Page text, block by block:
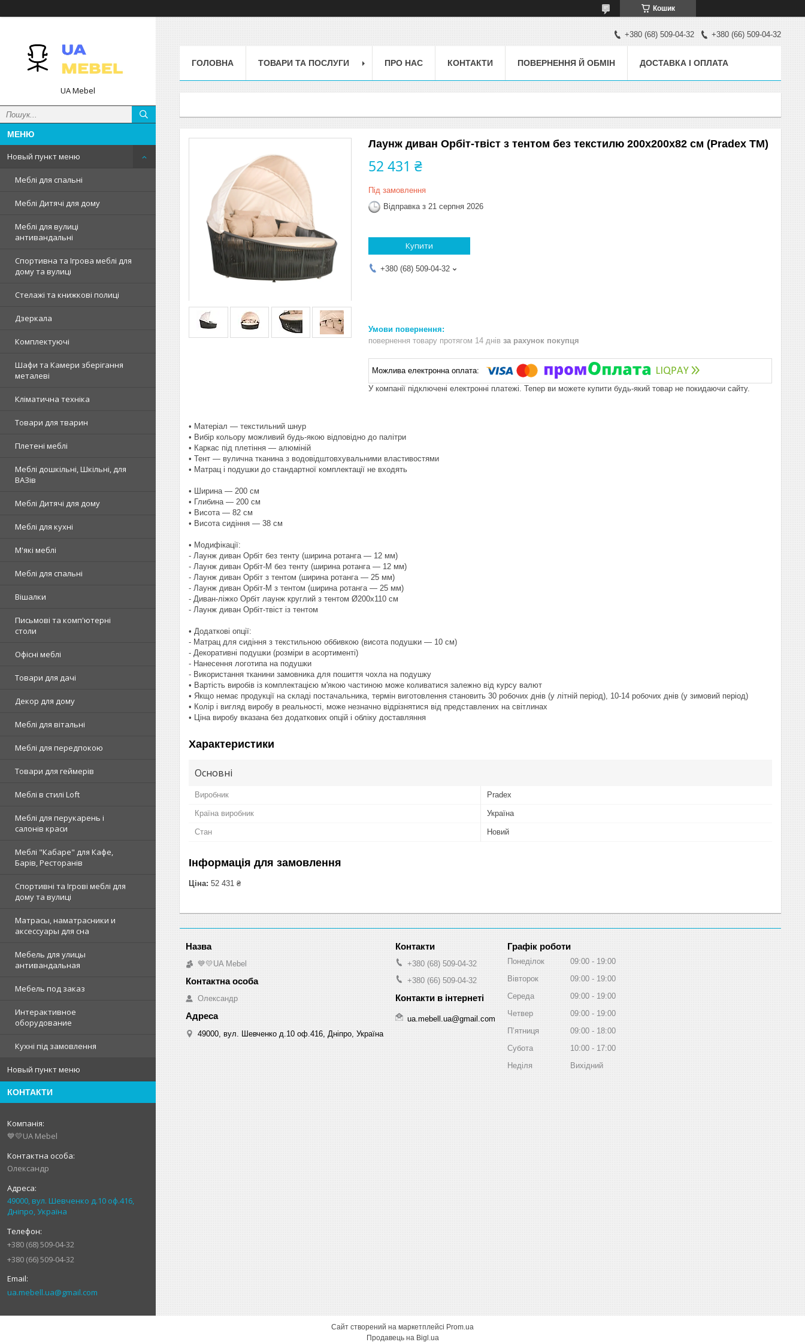
Кошик
UA Mebel
Новый пункт меню
Меблі для спальні
Меблі Дитячі для дому
Меблі для вулиці
антивандальні
Спортивна та Ігрова меблі для
дому та вулиці
Стелажі та книжкові полиці
Дзеркала
Комплектуючі
Шафи та Камери зберігання
металеві
Кліматична техніка
Товари для тварин
Плетені меблі
Меблі дошкільні, Шкільні, для
ВАЗів
Меблі Дитячі для дому
Меблі для кухні
М'які меблі
Меблі для спальні
Вішалки
Письмові та комп'ютерні
столи
Офісні меблі
Товари для дачі
Декор для дому
Меблі для вітальні
Меблі для передпокою
Товари для геймерів
Меблі в стилі Loft
Меблі для перукарень і
салонів краси
Меблі "Кабаре" для Кафе,
Барів, Ресторанів
Спортивні та Ігрові меблі для
дому та вулиці
Матрасы, наматрасники и
аксессуары для сна
Мебель для улицы
антивандальная
Мебель под заказ
Интерактивное
оборудование
Кухні під замовлення
Новый пункт меню
КОНТАКТИ
💙💛UA Mebel
Олександр
49000, вул. Шевченко д.10 оф.416,
Дніпро, Україна
+380 (68) 509-04-32
+380 (66) 509-04-32
ua.mebell.ua@gmail.com
+380 (68) 509-04-32 +380 (66) 509-04-32
ГОЛОВНА ТОВАРИ ТА ПОСЛУГИ ПРО НАС КОНТАКТИ ПОВЕРНЕННЯ Й ОБМІН ДОСТАВКА І ОПЛАТА
Лаунж диван Орбіт-твіст з тентом без текстилю 200х200х82 см (Pradex ТМ)
52 431 ₴
Під замовлення
Відправка з 21 серпня 2026
Купити
+380 (68) 509-04-32
повернення товару протягом 14 днів за рахунок покупця
У компанії підключені електронні платежі. Тепер ви можете купити будь-який товар не покидаючи сайту.
• Матеріал — текстильний шнур
• Вибір кольору можливий будь-якою відповідно до палітри
• Каркас під плетіння — алюміній
• Тент — вулична тканина з водовідштовхувальними властивостями
• Матрац і подушки до стандартної комплектації не входять
• Ширина — 200 см
• Глибина — 200 см
• Висота — 82 см
• Висота сидіння — 38 см
• Модифікації:
- Лаунж диван Орбіт без тенту (ширина ротанга — 12 мм)
- Лаунж диван Орбіт-М без тенту (ширина ротанга — 12 мм)
- Лаунж диван Орбіт з тентом (ширина ротанга — 25 мм)
- Лаунж диван Орбіт-М з тентом (ширина ротанга — 25 мм)
- Диван-ліжко Орбіт лаунж круглий з тентом Ø200х110 см
- Лаунж диван Орбіт-твіст із тентом
• Додаткові опції:
- Матрац для сидіння з текстильною оббивкою (висота подушки — 10 см)
- Декоративні подушки (розміри в асортименті)
- Нанесення логотипа на подушки
- Використання тканини замовника для пошиття чохла на подушку
• Вартість виробів із комплектацією м'якою частиною може коливатися залежно від курсу валют
• Якщо немає продукції на складі постачальника, термін виготовлення становить 30 робочих днів (у літній період), 10-14 робочих днів (у зимовий період)
• Колір і вигляд виробу в реальності, може незначно відрізнятися від представлених на світлинах
• Ціна виробу вказана без додаткових опцій і обліку доставляння
Характеристики
Основні
Виробник Pradex
Країна виробник Україна
Стан Новий
Інформація для замовлення
Ціна: 52 431 ₴
💙💛UA Mebel
Олександр
49000, вул. Шевченко д.10 оф.416, Дніпро, Україна
+380 (68) 509-04-32
+380 (66) 509-04-32
ua.mebell.ua@gmail.com
Графік роботи
Понеділок 09:00
19:00
Вівторок
09:00
19:00
Середа
09:00
19:00
Четвер
09:00
19:00
Пʼятниця
09:00
18:00
Субота
10:00
17:00
Неділя
Вихідний
Сайт створений на маркетплейсі Prom.ua
Продавець на Bigl.ua